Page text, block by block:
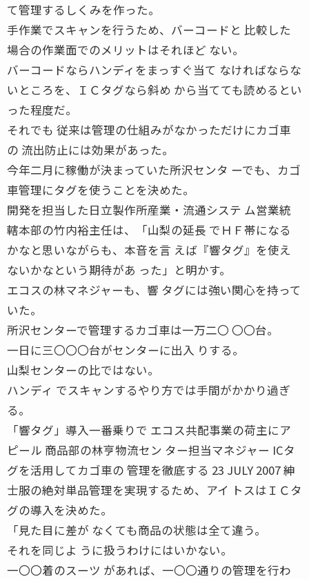
て管理するしくみを作った。
手作業でスキャンを行うため、バーコードと 比較した
場合の作業面でのメリットはそれほど ない。
バーコードならハンディをまっすぐ当て なければならな
いところを、ＩＣタグなら斜め から当てても読めるとい
った程度だ。
それでも 従来は管理の仕組みがなかっただけにカゴ車
の 流出防止には効果があった。
今年二月に稼働が決まっていた所沢センタ ーでも、カゴ
車管理にタグを使うことを決めた。
開発を担当した日立製作所産業・流通システ ム営業統
轄本部の竹内裕主任は、「山梨の延長 でＨＦ帯になる
かなと思いながらも、本音を言 えば『響タグ』を使え
ないかなという期待があ った」と明かす。
エコスの林マネジャーも、響 タグには強い関心を持って
いた。
所沢センターで管理するカゴ車は一万二〇 〇〇台。
一日に三〇〇〇台がセンターに出入 りする。
山梨センターの比ではない。
ハンディ でスキャンするやり方では手間がかかり過ぎ
る。
「響タグ」導入一番乗りで エコス共配事業の荷主にア
ピール 商品部の林亨物流セン ター担当マネジャー ICタ
グを活用してカゴ車の 管理を徹底する 23 JULY 2007 紳
士服の絶対単品管理を実現するため、アイ トスはＩＣタ
グの導入を決めた。
「見た目に差が なくても商品の状態は全て違う。
それを同じよ うに扱うわけにはいかない。
一〇〇着のスーツ があれば、一〇〇通りの管理を行わ